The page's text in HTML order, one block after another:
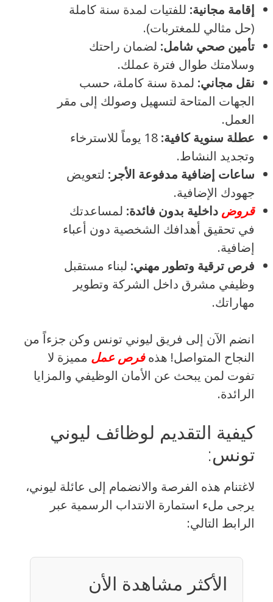
إقامة مجانية: للفتيات لمدة سنة كاملة
(حل مثالي للمغتربات).
تأمين صحي شامل: لضمان راحتك
وسلامتك طوال فترة عملك.
نقل مجاني: لمدة سنة كاملة، حسب
الجهات المتاحة لتسهيل وصولك إلى مقر
العمل.
عطلة سنوية كافية:
18 يوماً للاسترخاء
وتجديد النشاط.
ساعات إضافية مدفوعة الأجر: لتعويض
جهودك الإضافية.
قروض داخلية بدون فائدة: لمساعدتك
في تحقيق أهدافك الشخصية دون أعباء
إضافية.
فرص ترقية وتطور مهني: لبناء مستقبل
وظيفي مشرق داخل الشركة وتطوير
مهاراتك.
انضم الآن إلى فريق ليوني تونس وكن جزءاً من
النجاح المتواصل! هذهفرص عمل مميزة لا
تفوت لمن يبحث عن الأمان الوظيفي والمزايا
الرائدة.
كيفية التقديم لوظائف ليوني
تونس:
لاغتنام هذه الفرصة والانضمام إلى عائلة ليوني،
يرجى ملء استمارة الانتداب الرسمية عبر
الرابط التالي:
الأكثر مشاهدة الأن